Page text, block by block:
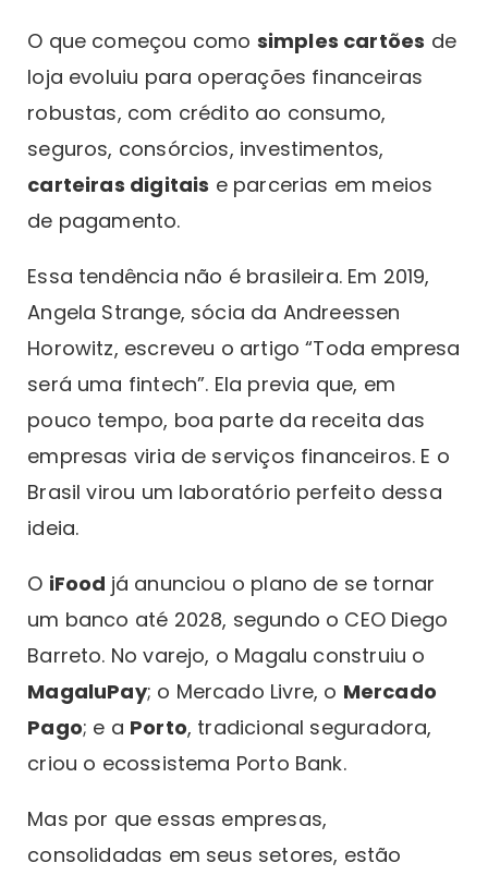
O que começou como simples cartões de
loja evoluiu para operações financeiras
robustas, com crédito ao consumo,
seguros, consórcios, investimentos,
carteiras digitais e parcerias em meios
de pagamento.
Essa tendência não é brasileira. Em 2019,
Angela Strange, sócia da Andreessen
Horowitz, escreveu o artigo “Toda empresa
será uma fintech”. Ela previa que, em
pouco tempo, boa parte da receita das
empresas viria de serviços financeiros. E o
Brasil virou um laboratório perfeito dessa
ideia.
O iFood já anunciou o plano de se tornar
um banco até 2028, segundo o CEO Diego
Barreto. No varejo, o Magalu construiu o
MagaluPay; o Mercado Livre, o Mercado
Pago; e a Porto, tradicional seguradora,
criou o ecossistema Porto Bank.
Mas por que essas empresas,
consolidadas em seus setores, estão